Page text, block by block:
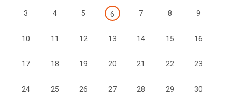
3 4 5 6 7 8 9
10 11 12 13 14 15 16
17 18 19 20 21 22 23
24 25 26 27 28 29 30